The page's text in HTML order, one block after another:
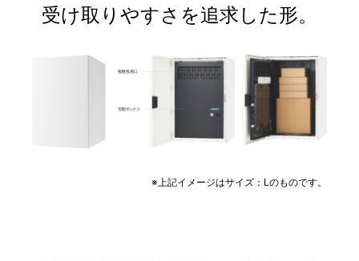
受け取りやすさを追求した形。
※上記イメージはサイズ：Lのものです。